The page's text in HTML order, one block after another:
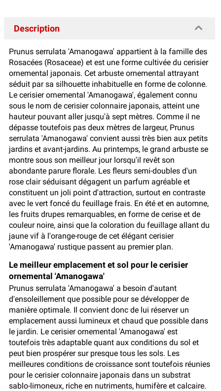
Description
Prunus serrulata 'Amanogawa' appartient à la famille des
Rosacées (Rosaceae) et est une forme cultivée du cerisier
ornemental japonais. Cet arbuste ornemental attrayant
séduit par sa silhouette inhabituelle en forme de colonne.
Le cerisier ornemental 'Amanogawa', également connu
sous le nom de cerisier colonnaire japonais, atteint une
hauteur pouvant aller jusqu'à sept mètres. Comme il ne
dépasse toutefois pas deux mètres de largeur, Prunus
serrulata 'Amanogawa' convient aussi très bien aux petits
jardins et avant-jardins. Au printemps, le grand arbuste se
montre sous son meilleur jour lorsqu'il revêt son
abondante parure florale. Les fleurs semi-doubles d'un
rose clair séduisant dégagent un parfum agréable et
constituent un joli point d'attraction, surtout en contraste
avec le vert foncé du feuillage frais. En été et en automne,
les fruits drupes remarquables, en forme de cerise et de
couleur noire, ainsi que la coloration du feuillage allant du
jaune vif à l'orange-rouge de cet élégant cerisier
'Amanogawa' rustique passent au premier plan.
Le meilleur emplacement et sol pour le cerisier
ornemental 'Amanogawa'
Prunus serrulata 'Amanogawa' a besoin d'autant
d'ensoleillement que possible pour se développer de
manière optimale. Il convient donc de lui réserver un
emplacement aussi lumineux et chaud que possible dans
le jardin. Le cerisier ornemental 'Amanogawa' est
toutefois très adaptable quant aux conditions du sol et
peut bien prospérer sur presque tous les sols. Les
meilleures conditions de croissance sont toutefois réunies
pour le cerisier colonnaire japonais dans un substrat
sablo-limoneux, riche en nutriments, humifère et calcaire.